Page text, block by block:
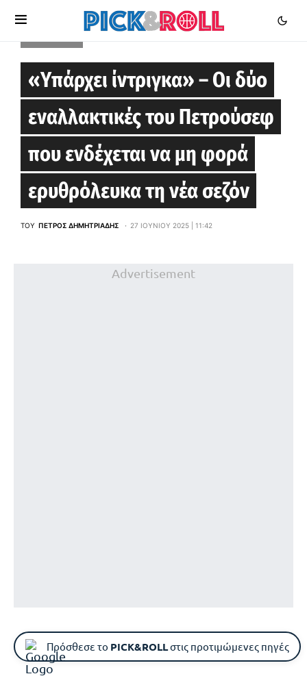
«Υπάρχει ίντριγκα» – Οι δύο
εναλλακτικές του Πετρούσεφ
που ενδέχεται να μη φορά
ερυθρόλευκα τη νέα σεζόν
ΤΟΥ ΠΈΤΡΟΣ ΔΗΜΗΤΡΙΆΔΗΣ 27 ΙΟΥΝΊΟΥ 2025 | 11:42
Advertisement
Πρόσθεσε το PICK&ROLLστις προτιμώμενες πηγές